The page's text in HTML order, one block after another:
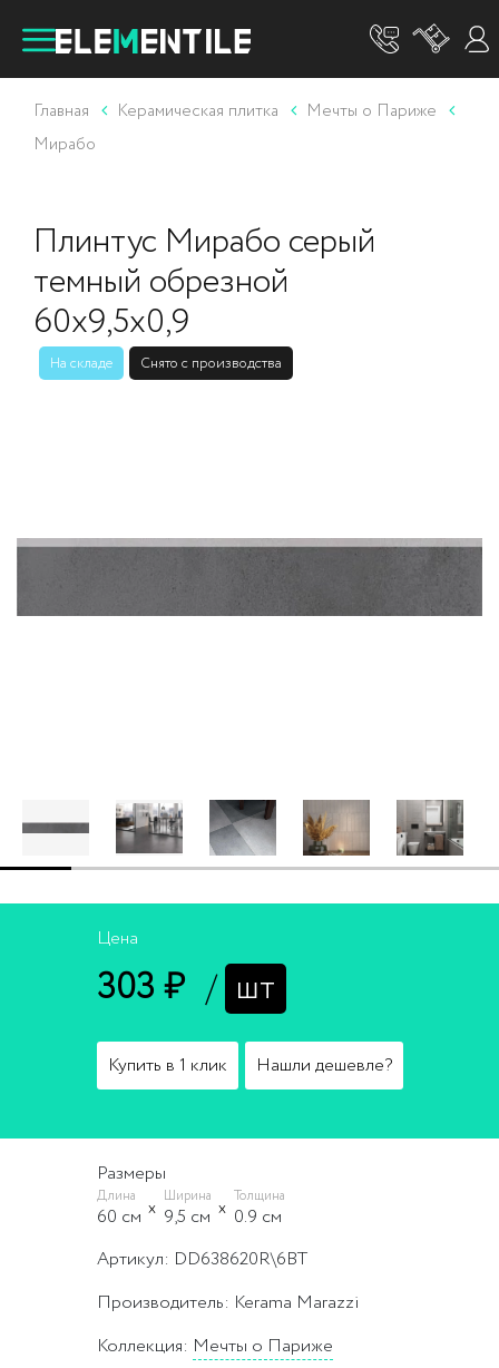
Главная Керамическая плитка
Мечты о Париже
Мирабо
Плинтус Мирабо серый
темный обрезной
60x9,5x0,9
На складе Снято с производства
Цена
303 ₽ / шт
Купить в 1 клик Нашли дешевле?
Размеры
Длина
60 cм
Ширина
9,5 cм
Толщина
0.9 cм
Артикул: DD638620R\6BT
Производитель: Kerama Marazzi
Коллекция: Мечты о Париже